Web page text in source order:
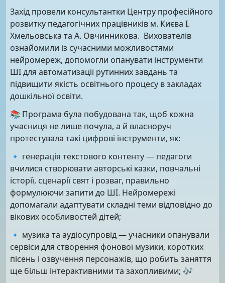
Захід провели консультантки Центру професійного
розвитку педагогічних працівників м. Києва І.
Хмельовська та А. Овчинникова. Вихователів
ознайомили із сучасними можливостями
нейромереж, допомогли опанувати інструменти
ШІ для автоматизації рутинних завдань та
підвищити якість освітнього процесу в закладах
дошкільної освіти.
📚 Програма була побудована так, щоб кожна
учасниця не лише почула, а й власноруч
протестувала такі цифрові інструменти, як:
🔹 генерація текстового контенту — педагоги
вчилися створювати авторські казки, повчальні
історії, сценарії свят і розваг, правильно
формулюючи запити до ШІ. Нейромережі
допомагали адаптувати складні теми відповідно до
вікових особливостей дітей;
🔹 музика та аудіосупровід — учасники опанували
сервіси для створення фонової музики, коротких
пісень і озвучення персонажів, що робить заняття
ще більш інтерактивними та захопливими; 🎶